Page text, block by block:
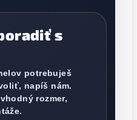
s
potrebuješ
napíš nám.
rozmer,